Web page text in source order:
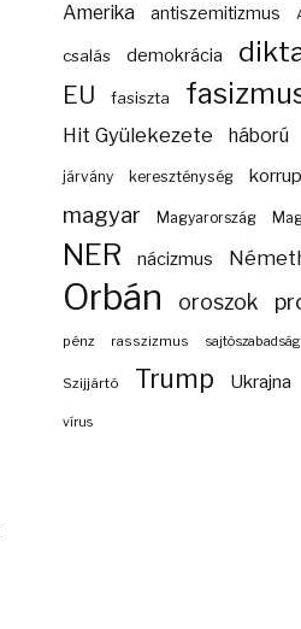
Amerika antiszemitizmus
csalás demokrácia
EU fasiszta
Hit Gyülekezete háború
járvány kereszténység
magyar Magyarország
NER nácizmus
Orbán oroszok
pénz rasszizmus sajtószabadság
Szijjártó Trump Ukrajna
vírus